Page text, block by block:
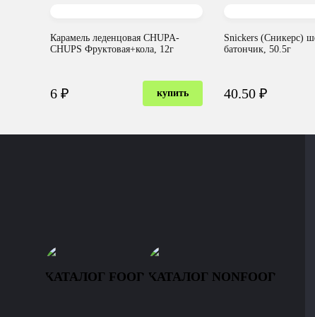
Карамель леденцовая CHUPA-
CHUPS Фруктовая+кола, 12г
6 ₽ купить
Snickers (Сникерс)
батончик, 50.5г
40.50 ₽
КАТАЛОГ FOOD КАТАЛОГ NONFOOD